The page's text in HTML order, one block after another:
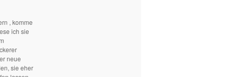
, komme
ich sie
neue
sie eher